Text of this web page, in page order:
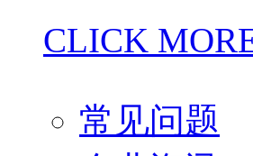
CLICK
常见问题